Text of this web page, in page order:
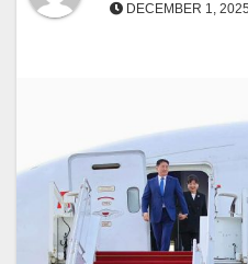
DECEMBER 1, 2025